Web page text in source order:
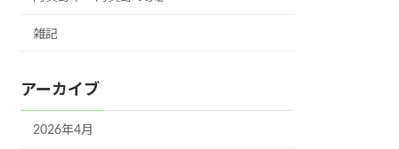
雑記
アーカイブ
2026年4月